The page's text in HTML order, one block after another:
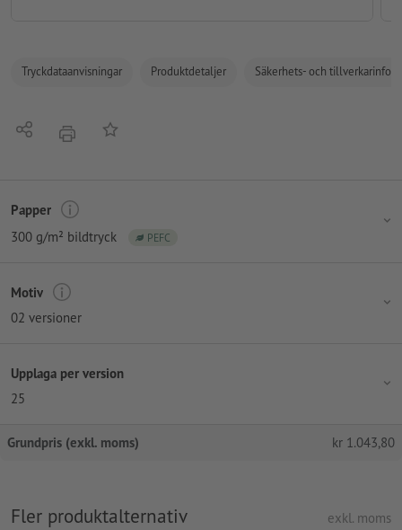
Tryckdataanvisningar Produktdetaljer Säkerhets- och
Dela erbjudandePå anteckningslistan
Papper
300 g/m² bildtryck
PEFC
Motiv
02 versioner
Upplaga per version
25
Grundpris (exkl. moms) kr 1.043,80
Fler produktalternativ exkl. moms